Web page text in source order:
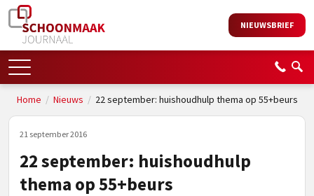
NIEUWSBRIEF
Home / Nieuws / 22 september: huishoudhulp thema op 55+beurs
21 september 2016
22 september: huishoudhulp
thema op 55+beurs